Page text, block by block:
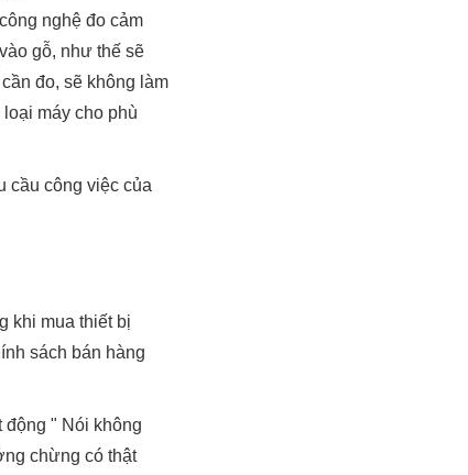
nghệ đo cảm
gỗ, như thế sẽ
đo, sẽ không làm
máy cho phù
cầu công việc của
khi mua thiết bị
sách bán hàng
" Nói không
chừng có thật